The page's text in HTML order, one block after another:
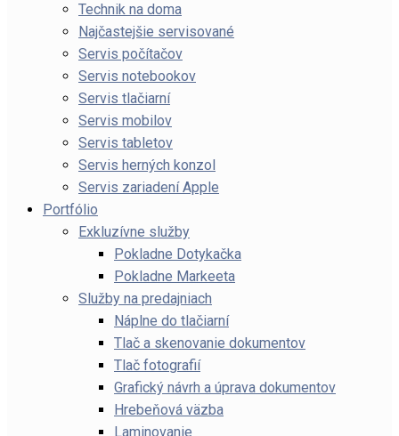
Technik na doma
Najčastejšie servisované
Servis počítačov
Servis notebookov
Servis tlačiarní
Servis mobilov
Servis tabletov
Servis herných konzol
Servis zariadení Apple
Portfólio
Exkluzívne služby
Pokladne Dotykačka
Pokladne Markeeta
Služby na predajniach
Náplne do tlačiarní
Tlač a skenovanie dokumentov
Tlač fotografií
Grafický návrh a úprava dokumentov
Hrebeňová väzba
Laminovanie